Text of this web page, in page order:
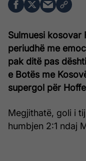
Sulmuesi kosovar
periudhë me
pak ditë pas
e Botës me
supergol për
Megjithatë, goli i
humbjen 2:1 ndaj